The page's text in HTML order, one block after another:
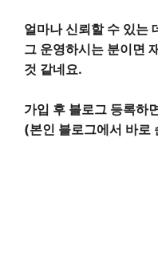
얼마나 신뢰할 수 있는
그 운영하시는 분이면
것 같네요.
가입 후 블로그 등록하
(본인 블로그에서 바로